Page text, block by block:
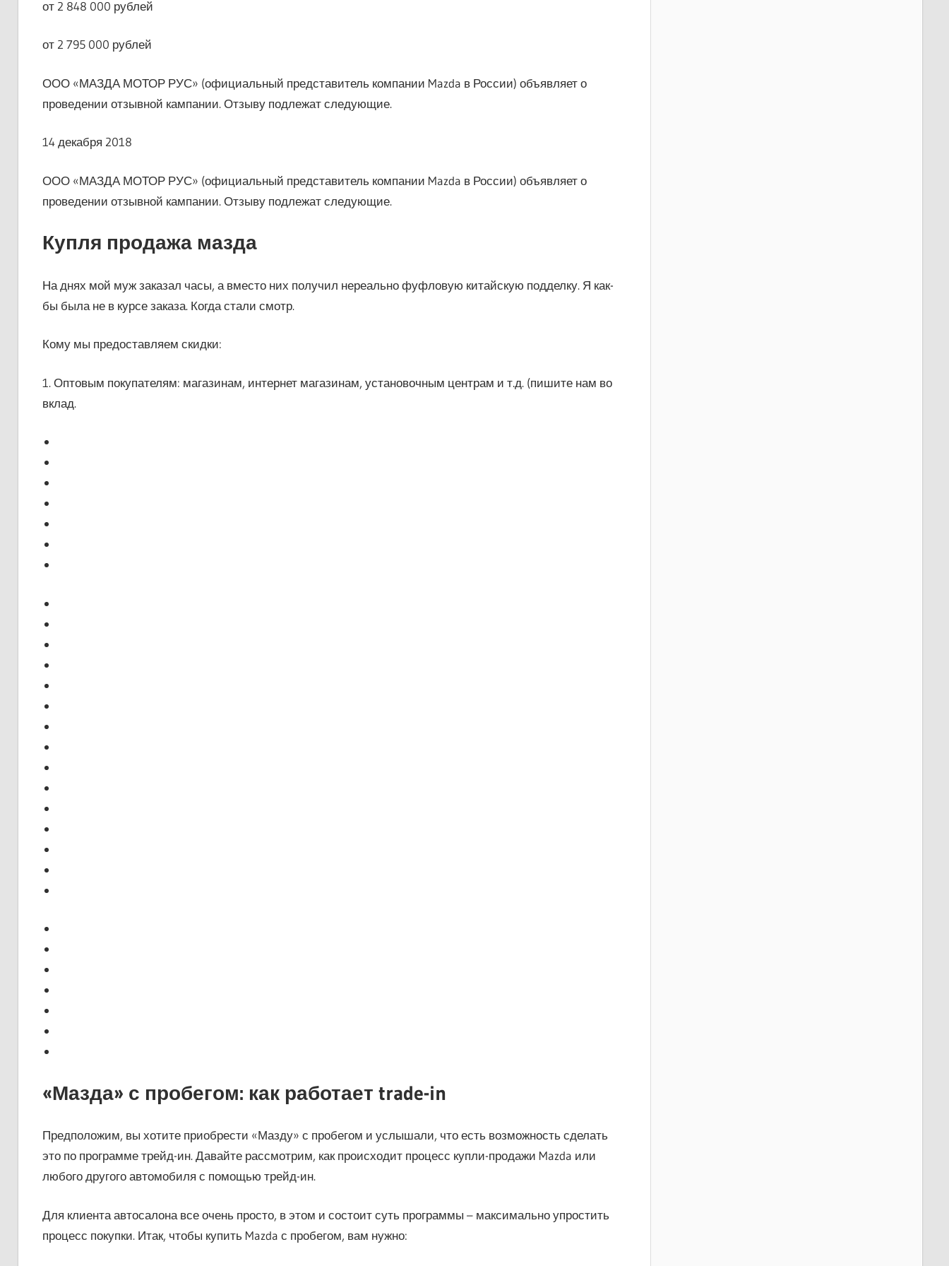
от 2 848 000 рублей
от 2 795 000 рублей
ООО «МАЗДА МОТОР РУС» (официальный представитель компании Mazda в России) объявляет о
проведении отзывной кампании. Отзыву подлежат следующие.
14 декабря 2018
ООО «МАЗДА МОТОР РУС» (официальный представитель компании Mazda в России) объявляет о
проведении отзывной кампании. Отзыву подлежат следующие.
Купля продажа мазда
На днях мой муж заказал часы, а вместо них получил нереально фуфловую китайскую подделку. Я как-
бы была не в курсе заказа. Когда стали смотр.
Кому мы предоставляем скидки:
1. Оптовым покупателям: магазинам, интернет магазинам, установочным центрам и т.д. (пишите нам во
вклад.
«Мазда» с пробегом: как работает trade-in
Предположим, вы хотите приобрести «Мазду» с пробегом и услышали, что есть возможность сделать
это по программе трейд-ин. Давайте рассмотрим, как происходит процесс купли-продажи Mazda или
любого другого автомобиля с помощью трейд-ин.
Для клиента автосалона все очень просто, в этом и состоит суть программы – максимально упростить
процесс покупки. Итак, чтобы купить Mazda с пробегом, вам нужно: